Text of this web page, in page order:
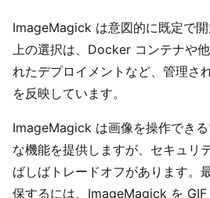
ImageMagick は意図的に既定で
上の選択は、Docker コンテナや
れたデプロイメントなど、管理さ
を反映しています。
ImageMagick は画像を操作でき
な機能を提供しますが、セキュリ
ばしばトレードオフがあります。
保するには、ImageMagick を GIF